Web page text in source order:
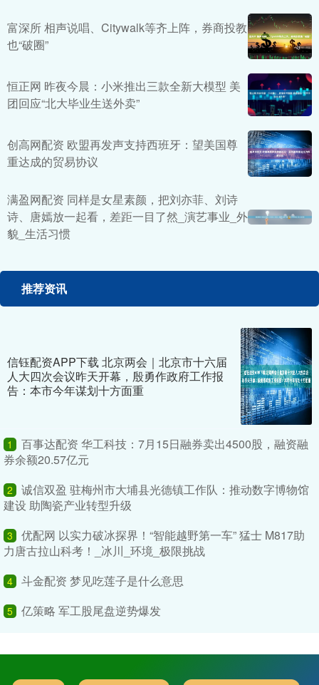
富深所 相声说唱、Citywalk等齐上阵，券商投教
也“破圈”
恒正网 昨夜今晨：小米推出三款全新大模型 美
团回应“北大毕业生送外卖”
创高网配资 欧盟再发声支持西班牙：望美国尊
重达成的贸易协议
满盈网配资 同样是女星素颜，把刘亦菲、刘诗
诗、唐嫣放一起看，差距一目了然_演艺事业_外
貌_生活习惯
推荐资讯
信钰配资APP下载 北京两会｜北京市十六届
人大四次会议昨天开幕，殷勇作政府工作报
告：本市今年谋划十方面重
1
百事达配资 华工科技：7月15日融券卖出4500股，融资融
券余额20.57亿元
2
诚信双盈 驻梅州市大埔县光德镇工作队：推动数字博物馆
建设 助陶瓷产业转型升级
3
优配网 以实力破冰探界！“智能越野第一车” 猛士 M817助
力唐古拉山科考！_冰川_环境_极限挑战
4 斗金配资 梦见吃莲子是什么意思
5 亿策略 军工股尾盘逆势爆发